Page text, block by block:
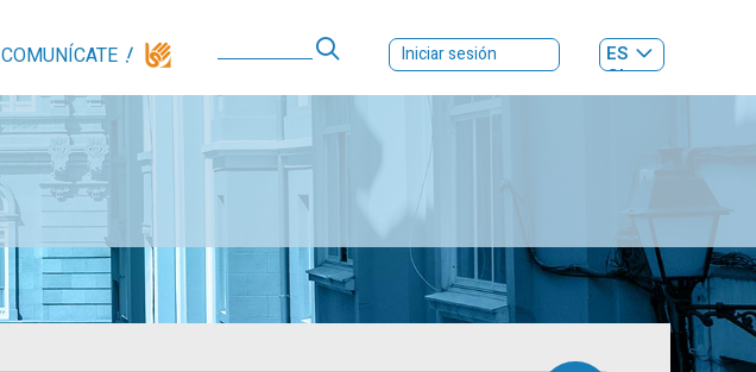
COMUNÍCATE Iniciar sesión
ES
GL